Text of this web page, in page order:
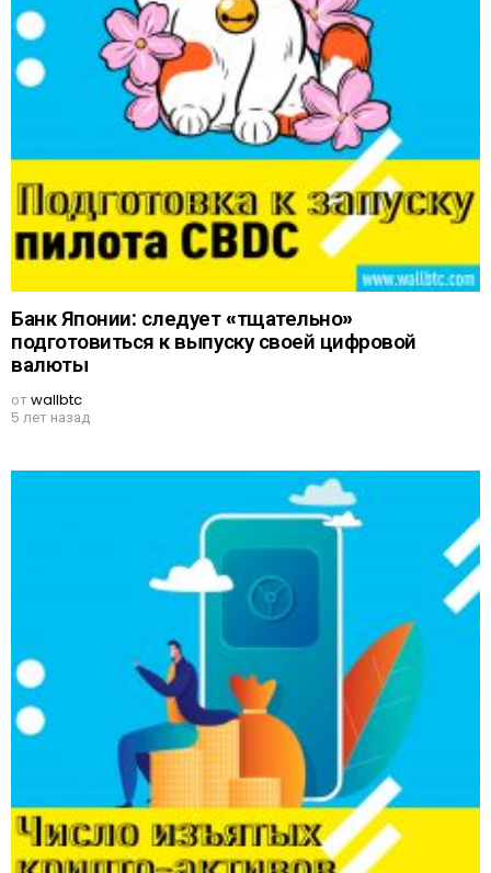
Банк Японии: следует «тщательно»
подготовиться к выпуску своей цифровой
валюты
отwallbtc
5 лет назад